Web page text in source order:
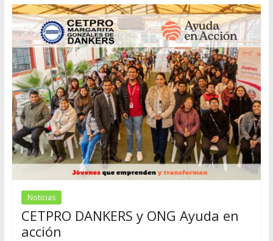
Noticias
CETPRO DANKERS y ONG Ayuda en
acción